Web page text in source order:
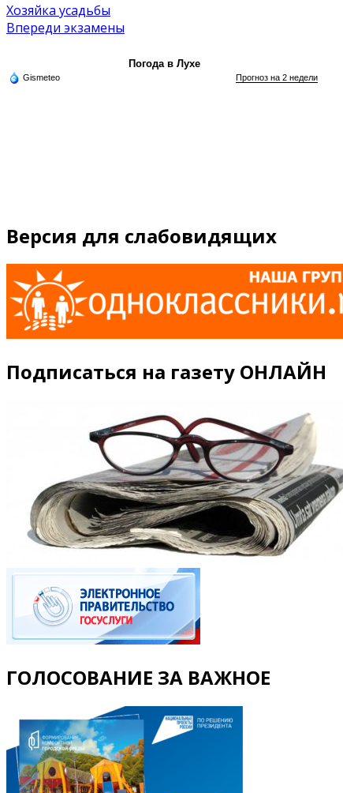
Хозяйка усадьбы
Впереди экзамены
Погода в Лухе
Gismeteo Прогноз на 2 недели
Версия для слабовидящих
Подписаться на газету ОНЛАЙН
ГОЛОСОВАНИЕ ЗА ВАЖНОЕ